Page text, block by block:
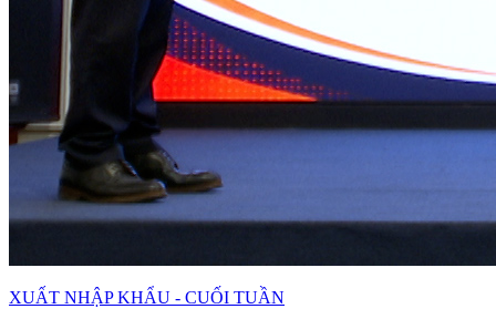
XUẤT NHẬP KHẨU - CUỐI TUẦN